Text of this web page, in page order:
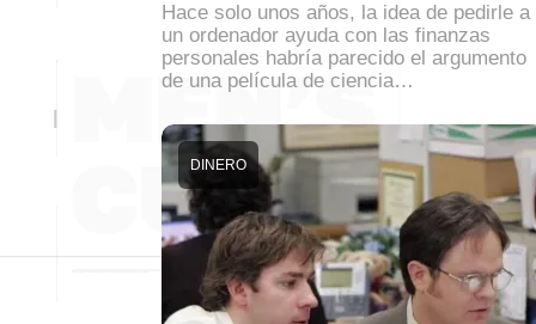
Hace solo unos años, la idea de pedirle a
un ordenador ayuda con las finanzas
personales habría parecido el argumento
de una película de ciencia…
DINERO